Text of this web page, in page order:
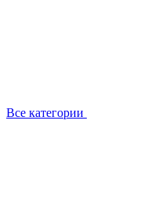
Все категории